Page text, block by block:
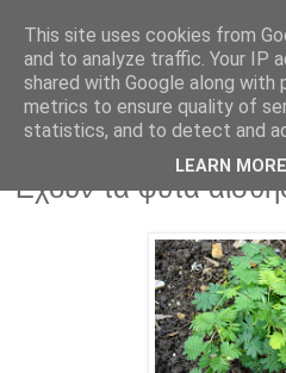
Έχουν τα φυτά
This site uses cookies from
and to analyze traffic. Your IP
shared with Google along with
metrics to ensure quality of
statistics, and to detect and
LEARN MORE